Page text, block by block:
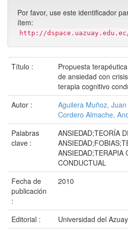
Por favor, use este identificador
ítem:
http://
Título :
Propuesta
de ansiedad con
terapia cognitivo
Autor :
Aguilera Muñoz,
Cordero Almache,
Palabras
clave :
ANSIEDAD;TEORÍA
ANSIEDAD;TERAPIA
CONDUCTUAL
Fecha de
publicación
:
2010
Editorial :
Universidad del Azuay